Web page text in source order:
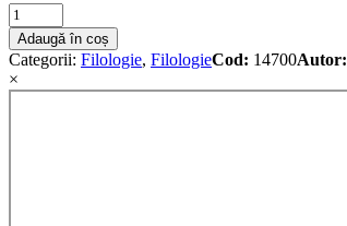
Abrege
de
morphologie
du
francais.
Adaugă în coș
Categorii: Filologie, FilologieCod: 14700Autor:
×